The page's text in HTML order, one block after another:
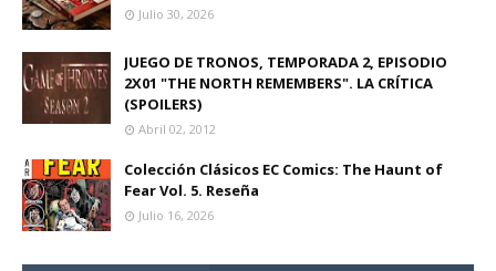
Julio 30, 2026
JUEGO DE TRONOS, TEMPORADA 2, EPISODIO
2X01 "THE NORTH REMEMBERS". LA CRÍTICA
(SPOILERS)
Abril 02, 2012
Colección Clásicos EC Comics: The Haunt of
Fear Vol. 5. Reseña
Julio 16, 2026